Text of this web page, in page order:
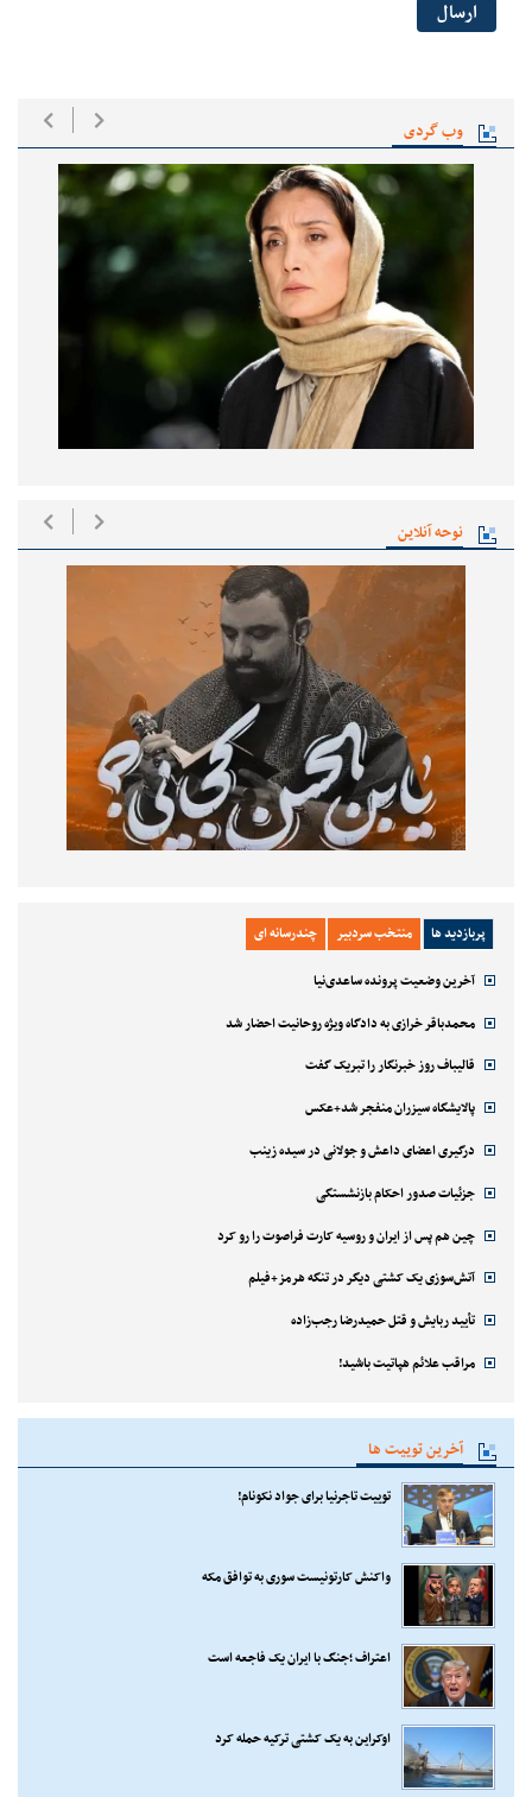
وب گردی
نوحه آنلاین
پربازدید ها منتخب سردبیر چندرسانه ای
آخرین وضعیت پرونده ساعدی‌نیا
محمدباقر خرازی به دادگاه ویژه روحانیت احضار شد
قالیباف روز خبرنگار را تبریک گفت
پالایشگاه سیزران منفجر شد+عکس
درگیری اعضای داعش و جولانی در سیده زینب
جزئیات صدور احکام بازنشستگی
چین هم پس از ایران و روسیه کارت فراصوت را رو کرد
آتش‌سوزی یک کشتی دیگر در تنگه هرمز+فیلم
تأیید ربایش و قتل حمیدرضا رجب‌زاده
مراقب علائم هپاتیت باشید!
آخرین توییت ها
توییت تاجرنیا برای جواد نکونام!
واکنش کارتونیست سوری به توافق مکه
اعتراف ؛جنگ با ایران یک فاجعه است
اوکراین به یک کشتی ترکیه حمله کرد
ارسال